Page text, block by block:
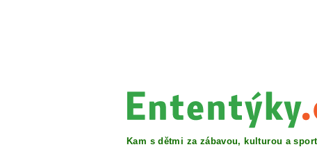
Kam s dětmi za zábavou, kulturou a